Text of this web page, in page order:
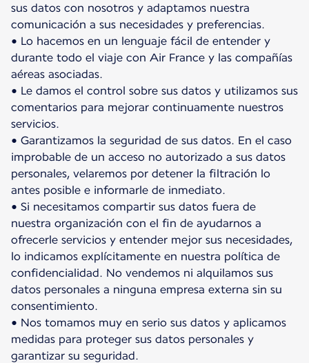
sus datos con nosotros y adaptamos nuestra
comunicación a sus necesidades y preferencias.
• Lo hacemos en un lenguaje fácil de entender y
durante todo el viaje con Air France y las compañías
aéreas asociadas.
• Le damos el control sobre sus datos y utilizamos sus
comentarios para mejorar continuamente nuestros
servicios.
• Garantizamos la seguridad de sus datos. En el caso
improbable de un acceso no autorizado a sus datos
personales, velaremos por detener la filtración lo
antes posible e informarle de inmediato.
• Si necesitamos compartir sus datos fuera de
nuestra organización con el fin de ayudarnos a
ofrecerle servicios y entender mejor sus necesidades,
lo indicamos explícitamente en nuestra política de
confidencialidad. No vendemos ni alquilamos sus
datos personales a ninguna empresa externa sin su
consentimiento.
• Nos tomamos muy en serio sus datos y aplicamos
medidas para proteger sus datos personales y
garantizar su seguridad.